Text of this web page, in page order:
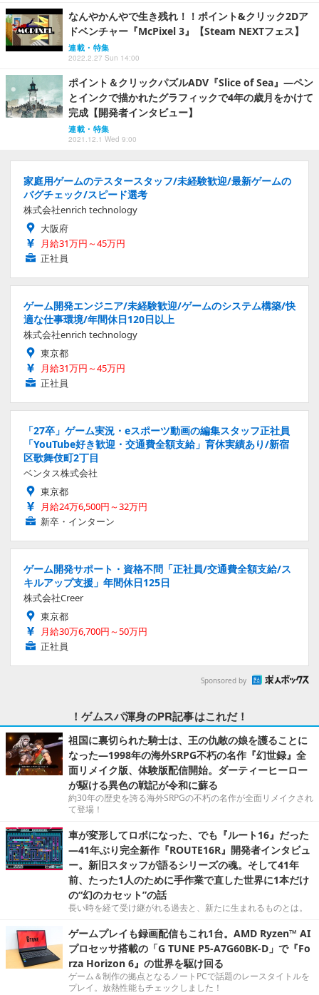
なんやかんやで生き残れ！！ポイント&クリック2Dア
ドベンチャー『McPixel 3』【Steam NEXTフェス】
連載・特集
2022.2.27 Sun 14:00
ポイント＆クリックパズルADV『Slice of Sea』―ペン
とインクで描かれたグラフィックで4年の歳月をかけて
完成【開発者インタビュー】
連載・特集
2021.12.1 Wed 9:00
家庭用ゲームのテスタースタッフ/未経験歓迎/最新ゲームの
バグチェック/スピード選考
株式会社enrich technology
大阪府
月給31万円～45万円
正社員
ゲーム開発エンジニア/未経験歓迎/ゲームのシステム構築/快
適な仕事環境/年間休日120日以上
株式会社enrich technology
東京都
月給31万円～45万円
正社員
「27卒」ゲーム実況・eスポーツ動画の編集スタッフ正社員
「YouTube好き歓迎・交通費全額支給」育休実績あり/新宿
区歌舞伎町2丁目
ベンタス株式会社
東京都
月給24万6,500円～32万円
新卒・インターン
ゲーム開発サポート・資格不問「正社員/交通費全額支給/ス
キルアップ支援」年間休日125日
株式会社Creer
東京都
月給30万6,700円～50万円
正社員
Sponsored by
！ゲムスパ渾身のPR記事はこれだ！
祖国に裏切られた騎士は、王の仇敵の娘を護ることに
なった―1998年の海外SRPG不朽の名作『幻世録』全
面リメイク版、体験版配信開始。ダーティーヒーロー
が駆ける異色の戦記が令和に蘇る
約30年の歴史を誇る海外SRPGの不朽の名作が全面リメイクされ
て登場！
車が変形してロボになった、でも『ルート16』だった
―41年ぶり完全新作『ROUTE16R』開発者インタビュ
ー。新旧スタッフが語るシリーズの魂。そして41年
前、たった1人のために手作業で直した世界に1本だけ
の“幻のカセット”の話
長い時を経て受け継がれる過去と、新たに生まれるものとは。
ゲームプレイも録画配信もこれ1台。AMD Ryzen™ AI
プロセッサ搭載の「G TUNE P5-A7G60BK-D」で『Fo
rza Horizon 6』の世界を駆け回る
ゲーム＆制作の拠点となるノートPCで話題のレースタイトルを
プレイ。放熱性能もチェックしました！